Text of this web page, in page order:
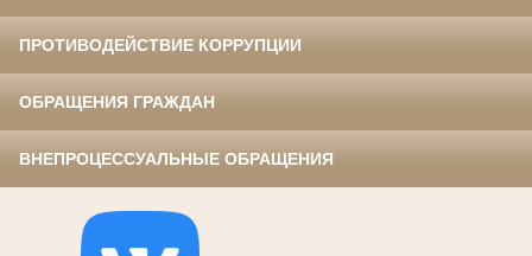
ПРОТИВОДЕЙСТВИЕ КОРРУПЦИИ
ОБРАЩЕНИЯ ГРАЖДАН
ВНЕПРОЦЕССУАЛЬНЫЕ ОБРАЩЕНИЯ